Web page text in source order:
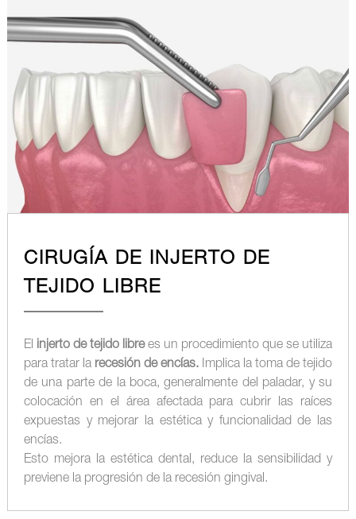
CIRUGÍA DE INJERTO DE
TEJIDO LIBRE
El injerto de tejido librees un procedimiento que se utiliza
para tratar la recesión de encías. Implica la toma de tejido
de una parte de la boca, generalmente del paladar, y su
colocación en el área afectada para cubrir las raíces
expuestas y mejorar la estética y funcionalidad de las
encías.
Esto mejora la estética dental, reduce la sensibilidad y
previene la progresión de la recesión gingival.